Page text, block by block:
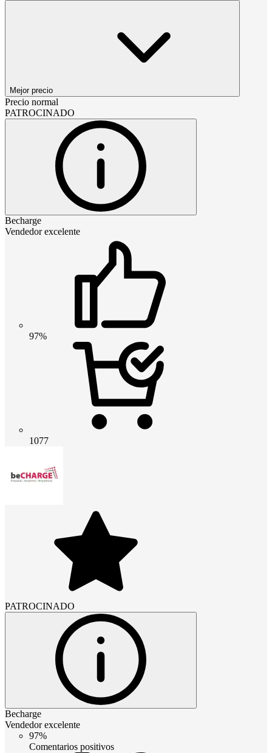
Mejor precio
Precio normal
PATROCINADO
Becharge
Vendedor excelente
97%
1077
PATROCINADO
Becharge
Vendedor excelente
97%
Comentarios positivos